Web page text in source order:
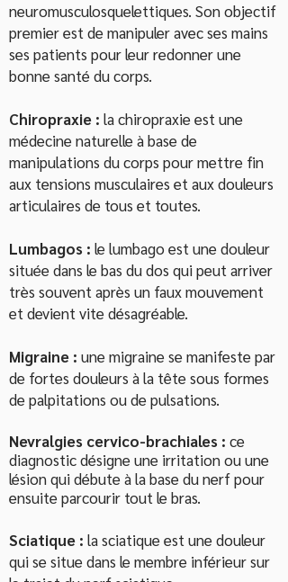
neuromusculosquelettiques. Son objectif
premier est de manipuler avec ses mains
ses patients pour leur redonner une
bonne santé du corps.
Chiropraxie : la chiropraxie est une
médecine naturelle à base de
manipulations du corps pour mettre fin
aux tensions musculaires et aux douleurs
articulaires de tous et toutes.
Lumbagos : le lumbago est une douleur
située dans le bas du dos qui peut arriver
très souvent après un faux mouvement
et devient vite désagréable.
Migraine : une migraine se manifeste par
de fortes douleurs à la tête sous formes
de palpitations ou de pulsations.
Nevralgies cervico-brachiales : ce
diagnostic désigne une irritation ou une
lésion qui débute à la base du nerf pour
ensuite parcourir tout le bras.
Sciatique : la sciatique est une douleur
qui se situe dans le membre inférieur sur